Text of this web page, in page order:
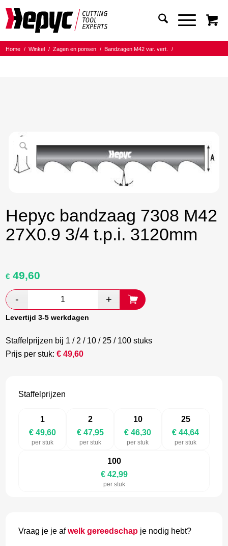
Home / Winkel / Zagen en ponsen / Bandzagen M42 var. vert.
/
Hepyc bandzaag 7308 M42
27X0.9 3/4 t.p.i. 3120mm
Oorspronkelijke
was:
€ 82,67.
€ 49,60
€ 47,95.
Levertijd 3-5 werkdagen
Staffelprijzen bij 1 / 2 / 10 / 25 / 100 stuks
Prijs per stuk:€49,60
Staffelprijzen
1
€ 49,60
per stuk
2
€ 47,95
per stuk
10
€ 46,30
per stuk
25
€ 44,64
per stuk
100
€ 42,99
per stuk
Vraag je je afwelk gereedschap je nodig hebt?